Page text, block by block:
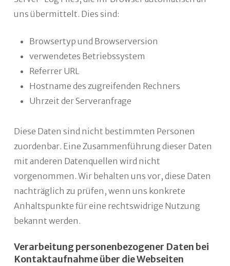
uns übermittelt. Dies sind:
Browsertyp und Browserversion
verwendetes Betriebssystem
Referrer URL
Hostname des zugreifenden Rechners
Uhrzeit der Serveranfrage
Diese Daten sind nicht bestimmten Personen
zuordenbar. Eine Zusammenführung dieser Daten
mit anderen Datenquellen wird nicht
vorgenommen. Wir behalten uns vor, diese Daten
nachträglich zu prüfen, wenn uns konkrete
Anhaltspunkte für eine rechtswidrige Nutzung
bekannt werden.
Verarbeitung personenbezogener Daten bei
Kontaktaufnahme über die Webseiten